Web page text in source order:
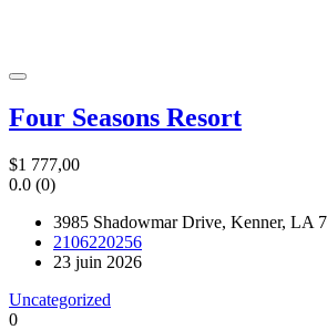
Four Seasons Resort
$1 777,00
0.0 (0)
3985 Shadowmar Drive, Kenner, LA
2106220256
23 juin 2026
Uncategorized
0